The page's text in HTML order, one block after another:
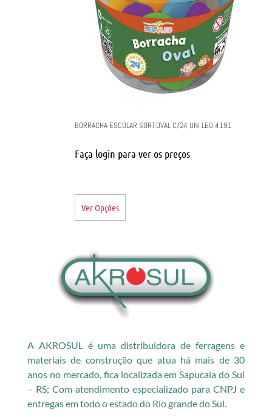
BORRACHA ESCOLAR SORT.OVAL C/24 UNI LEO 4191
Faça login para ver os preços
Ver Opções
A AKROSUL é uma distribuidora de ferragens e
materiais de construção que atua há mais de 30
anos no mercado, fica localizada em Sapucaia do Sul
– RS; Com atendimento especializado para CNPJ e
entregas em todo o estado do Rio grande do Sul.